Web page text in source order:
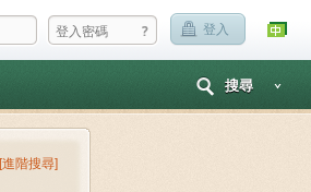
? 登入
搜尋
[進階搜尋]